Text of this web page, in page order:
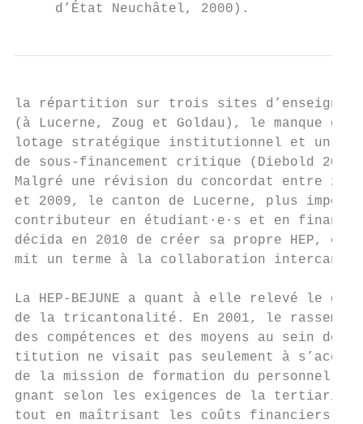
d’État Neuchâtel, 2000).
la répartition sur trois sites
(à Lucerne, Zoug et Goldau), le manque
lotage stratégique institutionnel et un
de sous-financement critique (Diebold
Malgré une révision du concordat entre
et 2009, le canton de Lucerne, plus
contributeur en étudiant·e·s et en
décida en 2010 de créer sa propre HEP,
mit un terme à la collaboration
La HEP-BEJUNE a quant à elle relevé le défi
de la tricantonalité. En 2001, le
des compétences et des moyens au sein
titution ne visait pas seulement à
de la mission de formation du personnel
gnant selon les exigences de la
tout en maîtrisant les coûts financiers. En